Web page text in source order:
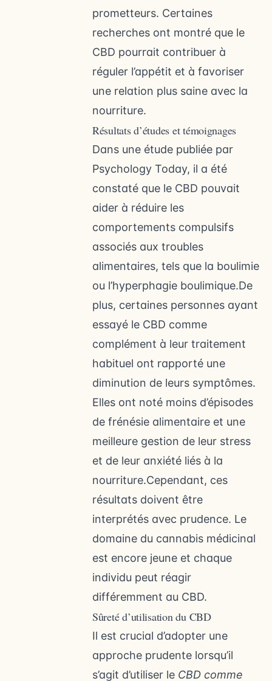
prometteurs. Certaines
recherches ont montré que le
CBD pourrait contribuer à
réguler l’appétit et à favoriser
une relation plus saine avec la
nourriture.
Résultats d’études et témoignages
Dans une étude publiée par
Psychology Today, il a été
constaté que le CBD pouvait
aider à réduire les
comportements compulsifs
associés aux troubles
alimentaires, tels que la boulimie
ou l’hyperphagie boulimique.De
plus, certaines personnes ayant
essayé le CBD comme
complément à leur traitement
habituel ont rapporté une
diminution de leurs symptômes.
Elles ont noté moins d’épisodes
de frénésie alimentaire et une
meilleure gestion de leur stress
et de leur anxiété liés à la
nourriture.Cependant, ces
résultats doivent être
interprétés avec prudence. Le
domaine du cannabis médicinal
est encore jeune et chaque
individu peut réagir
différemment au CBD.
Sûreté d’utilisation du CBD
Il est crucial d’adopter une
approche prudente lorsqu’il
s’agit d’utiliser le CBD comme